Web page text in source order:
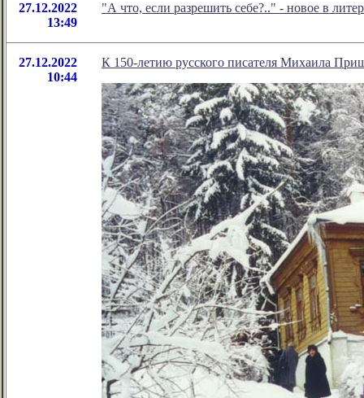
27.12.2022
13:49
"А что, если разрешить себе?.." - новое в
27.12.2022
10:44
К 150-летию русского писателя Михаила